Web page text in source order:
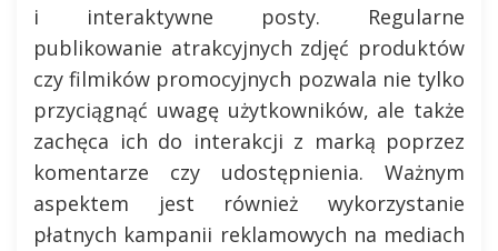
i interaktywne posty. Regularne
publikowanie atrakcyjnych zdjęć produktów
czy filmików promocyjnych pozwala nie tylko
przyciągnąć uwagę użytkowników, ale także
zachęca ich do interakcji z marką poprzez
komentarze czy udostępnienia. Ważnym
aspektem jest również wykorzystanie
płatnych kampanii reklamowych na mediach